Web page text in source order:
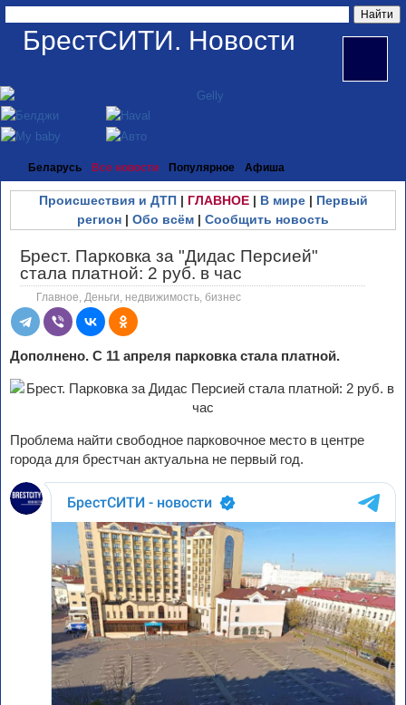
БрестСИТИ. Новости
Беларусь Все новости Популярное Афиша
Происшествия и ДТП| ГЛАВНОЕ| В мире| Первый
регион | Обо всём | Сообщить новость
Брест. Парковка за "Дидас Персией"
стала платной: 2 руб. в час
Главное Деньги, недвижимость, бизнес
Дополнено. С 11 апреля парковка стала платной.
Проблема найти свободное парковочное место в центре
города для брестчан актуальна не первый год.